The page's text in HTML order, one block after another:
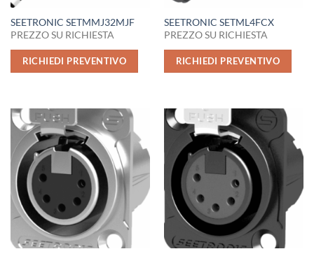
SEETRONIC SETMMJ32MJF
PREZZO SU RICHIESTA
RICHIEDI PREVENTIVO
SEETRONIC SETML4FCX
PREZZO SU RICHIESTA
RICHIEDI PREVENTIVO